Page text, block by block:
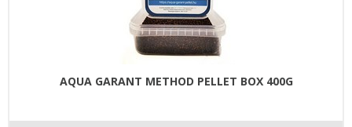
AQUA GARANT METHOD PELLET BOX 400G